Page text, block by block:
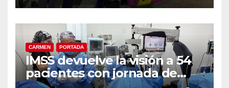
CARMEN PORTADA
IMSS devuelve la visión a 54
pacientes con jornada de